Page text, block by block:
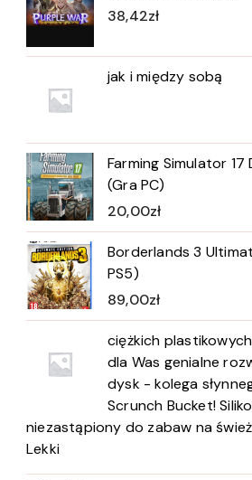
38,42zł
jak i między sobą
Farming Simulator
(Gra PC)
20,00zł
Borderlands 3
PS5)
89,00zł
ciężkich
dla Was genialne
dysk - kolega
Scrunch Bucket!
niezastąpiony do zabaw na
Lekki